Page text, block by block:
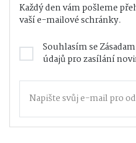
Každý den vám pošleme
vaší e-mailové schránky.
Souhlasím se
údajůpro zasílání